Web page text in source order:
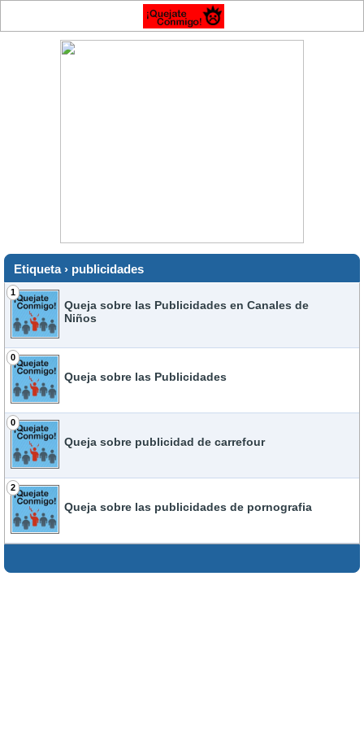
Etiqueta › publicidades
1
Queja sobre las Publicidades en Canales de
Niños
0
Queja sobre las Publicidades
0
Queja sobre publicidad de carrefour
2
Queja sobre las publicidades de pornografia